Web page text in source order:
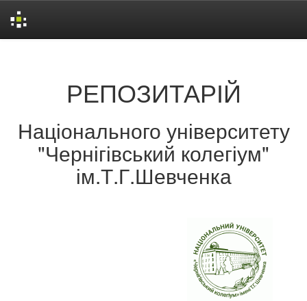
РЕПОЗИТАРІЙ
Національного університету
"Чернігівський колегіум"
ім.Т.Г.Шевченка